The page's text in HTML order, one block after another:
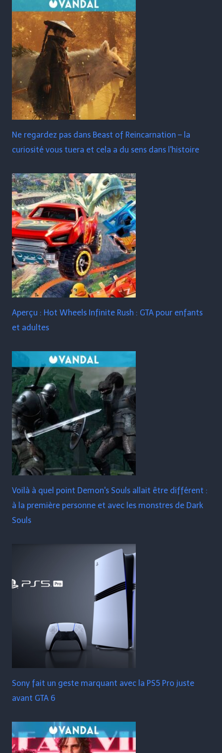
Ne regardez pas dans Beast of Reincarnation – la
curiosité vous tuera et cela a du sens dans l'histoire
Aperçu : Hot Wheels Infinite Rush : GTA pour enfants
et adultes
Voilà à quel point Demon's Souls allait être différent :
à la première personne et avec les monstres de Dark
Souls
Sony fait un geste marquant avec la PS5 Pro juste
avant GTA 6